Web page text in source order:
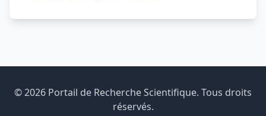
© 2026 Portail de Recherche Scientifique. Tous droits
réservés.